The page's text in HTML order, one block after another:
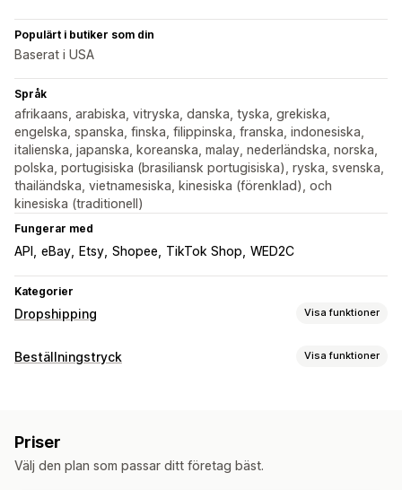
Populärt i butiker som din
Baserat i USA
Språk
afrikaans, arabiska, vitryska, danska, tyska, grekiska,
engelska, spanska, finska, filippinska, franska, indonesiska,
italienska, japanska, koreanska, malay, nederländska, norska,
polska, portugisiska (brasiliansk portugisiska), ryska, svenska,
thailändska, vietnamesiska, kinesiska (förenklad), och
kinesiska (traditionell)
Fungerar med
API eBay Etsy Shopee TikTok Shop WED2C
Kategorier
Dropshipping Visa funktioner
Vilka produkter du kan köpa in
Husdjursprodukter
Företags- och kontorsprodukter
Beställningstryck Visa funktioner
Generator för modellering
Personlig anpassning Anpassade mallar
Priser
Välj den plan som passar ditt företag bäst.